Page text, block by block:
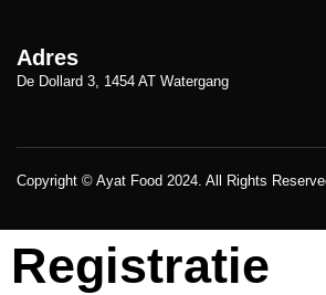
Adres
De Dollard 3, 1454 AT Watergang
Copyright © Ayat Food 2024. All Rights
Registratie